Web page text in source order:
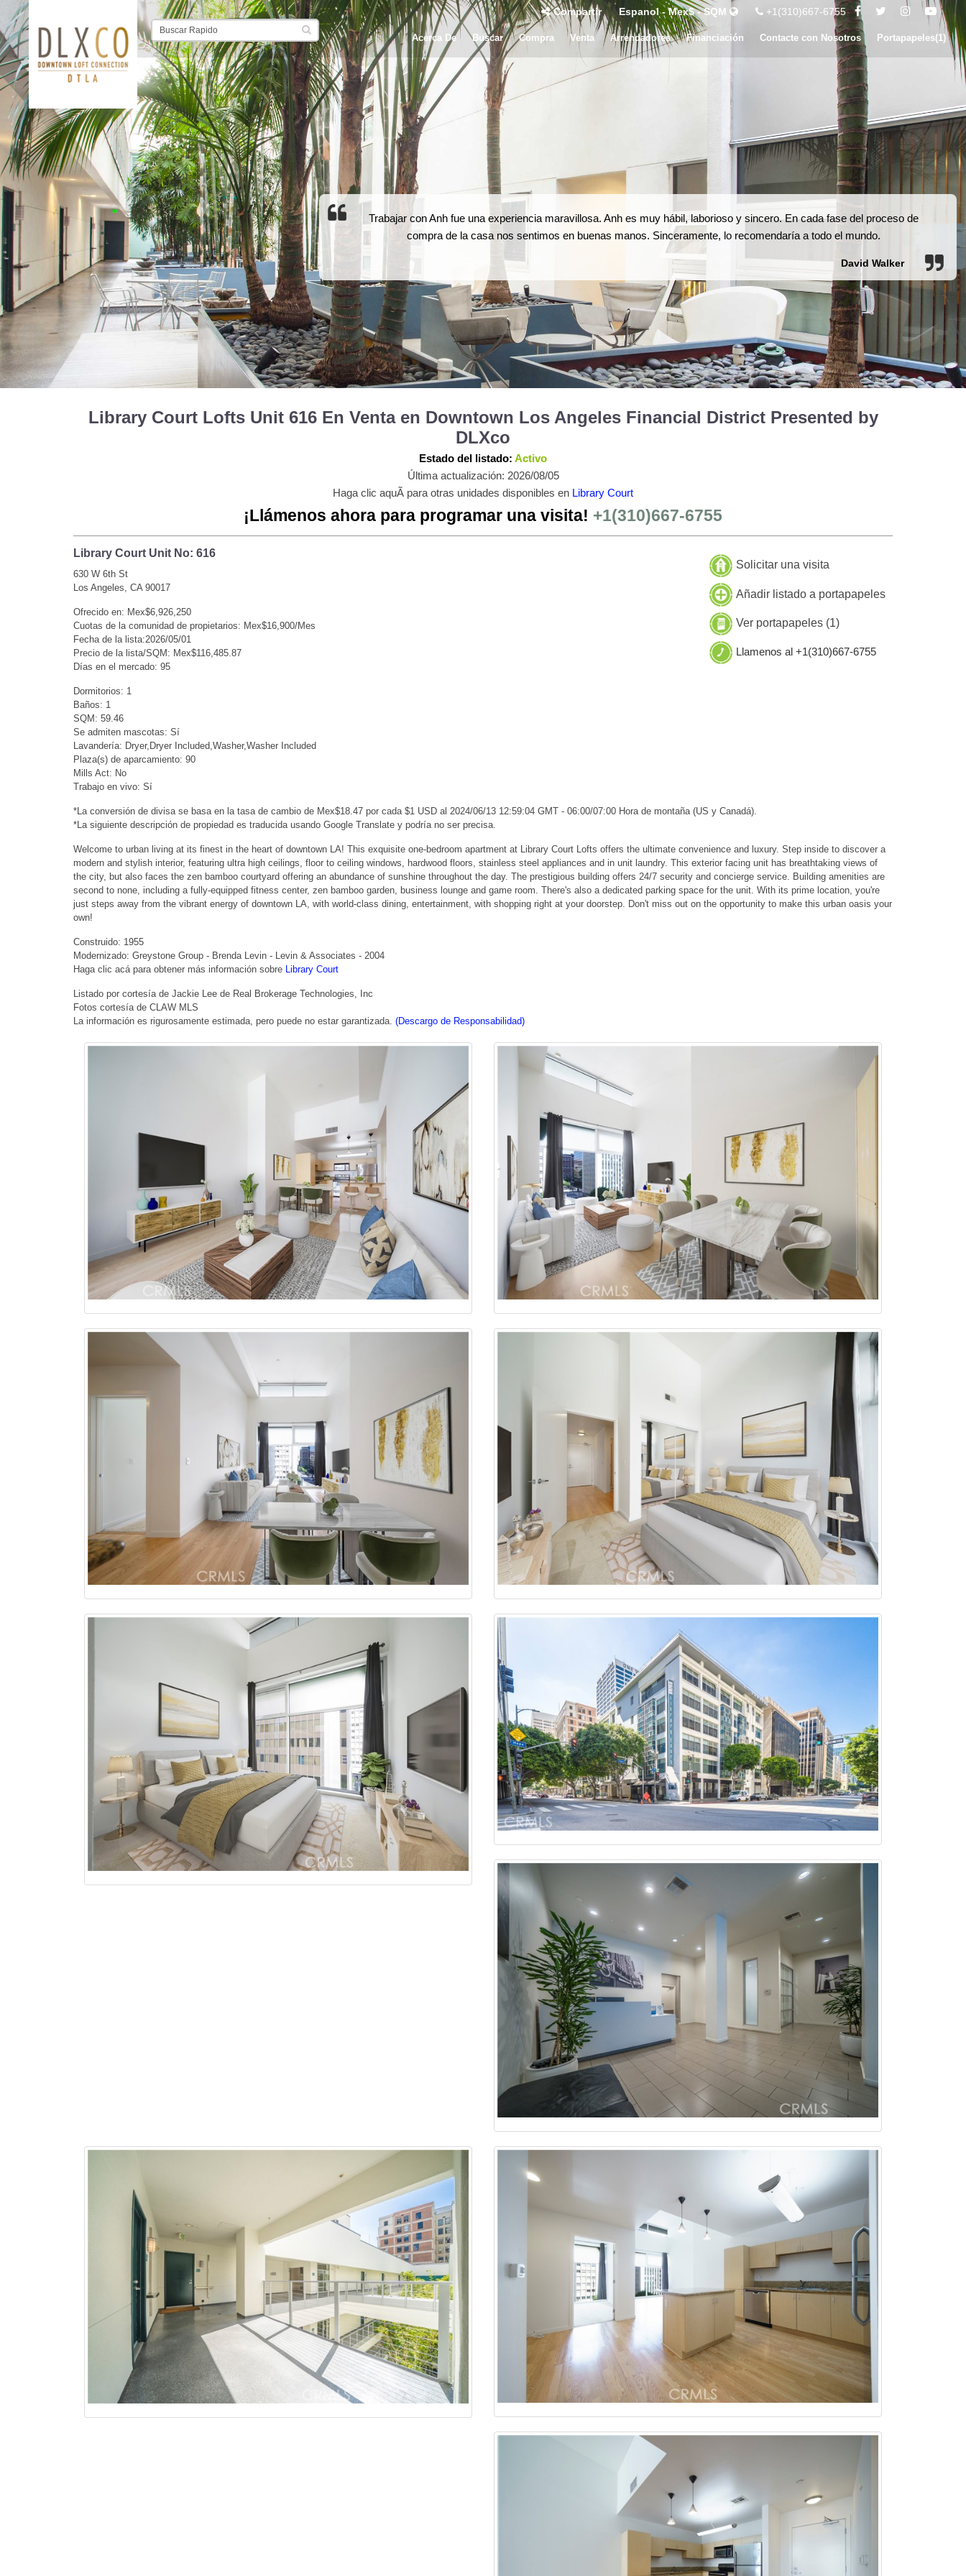
Compartir Espanol - Mex$ - SQM +1(310)667-6755
Acerca De Buscar Compra Venta Arrendadores Financiación Contacte con Nosotros Portapapeles(1)
Trabajar con Anh fue una experiencia maravillosa. Anh es muy hábil, laborioso y sincero. En cada fase del proceso de
compra de la casa nos sentimos en buenas manos. Sinceramente, lo recomendaría a todo el mundo.
David Walker
Library Court Lofts Unit 616 En Venta en Downtown Los Angeles Financial District Presented by
DLXco
Estado del listado: Activo
Última actualización: 2026/08/05
Haga clic aquÃ­ para otras unidades disponibles en Library Court
¡Llámenos ahora para programar una visita! +1(310)667-6755
Library Court Unit No: 616
630 W 6th St
Los Angeles, CA 90017
Ofrecido en: Mex$6,926,250
Cuotas de la comunidad de propietarios: Mex$16,900/Mes
Fecha de la lista:2026/05/01
Precio de la lista/SQM: Mex$116,485.87
Días en el mercado: 95
Dormitorios: 1
Baños: 1
SQM: 59.46
Se admiten mascotas: Sí
Lavandería: Dryer,Dryer Included,Washer,Washer Included
Plaza(s) de aparcamiento: 90
Mills Act: No
Trabajo en vivo: Sí
Solicitar una visita
Añadir listado a portapapeles
Ver portapapeles (1)
Llamenos al +1(310)667-6755
*La conversión de divisa se basa en la tasa de cambio de Mex$18.47 por cada $1 USD al 2024/06/13 12:59:04 GMT - 06:00/07:00 Hora de montaña (US y Canadá).
*La siguiente descripción de propiedad es traducida usando Google Translate y podría no ser precisa.
Welcome to urban living at its finest in the heart of downtown LA! This exquisite one-bedroom apartment at Library Court Lofts offers the ultimate convenience and luxury. Step inside to discover a
modern and stylish interior, featuring ultra high ceilings, floor to ceiling windows, hardwood floors, stainless steel appliances and in unit laundry. This exterior facing unit has breathtaking views of
the city, but also faces the zen bamboo courtyard offering an abundance of sunshine throughout the day. The prestigious building offers 24/7 security and concierge service. Building amenities are
second to none, including a fully-equipped fitness center, zen bamboo garden, business lounge and game room. There's also a dedicated parking space for the unit. With its prime location, you're
just steps away from the vibrant energy of downtown LA, with world-class dining, entertainment, with shopping right at your doorstep. Don't miss out on the opportunity to make this urban oasis your
own!
Construido: 1955
Modernizado: Greystone Group - Brenda Levin - Levin & Associates - 2004
Haga clic acá para obtener más información sobre
Library Court
Listado por cortesía de Jackie Lee de Real Brokerage Technologies, Inc
Fotos cortesía de CLAW MLS
La información es rigurosamente estimada, pero puede no estar garantizada. (Descargo de Responsabilidad)